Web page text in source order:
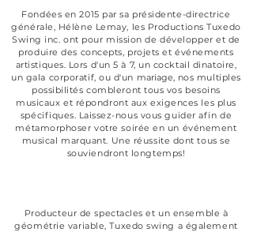
Fondées en 2015 par sa présidente-directrice
générale, Hélène Lemay, les Productions Tuxedo
Swing inc. ont pour mission de développer et de
produire des concepts, projets et événements
artistiques. Lors d'un 5 à 7, un cocktail dinatoire,
un gala corporatif, ou d'un mariage, nos multiples
possibilités combleront tous vos besoins
musicaux et répondront aux exigences les plus
spécifiques. Laissez-nous vous guider afin de
métamorphoser votre soirée en un événement
musical marquant. Une réussite dont tous se
souviendront longtemps!
Producteur de spectacles et un ensemble à
géométrie variable,Tuxedo swing a également